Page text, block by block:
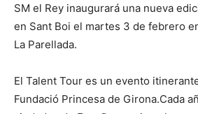
SM el Rey inaugurará una nueva
en Sant Boi el martes 3 de febrero
La Parellada.
El Talent Tour es un evento
Fundació Princesa de Girona.Cada